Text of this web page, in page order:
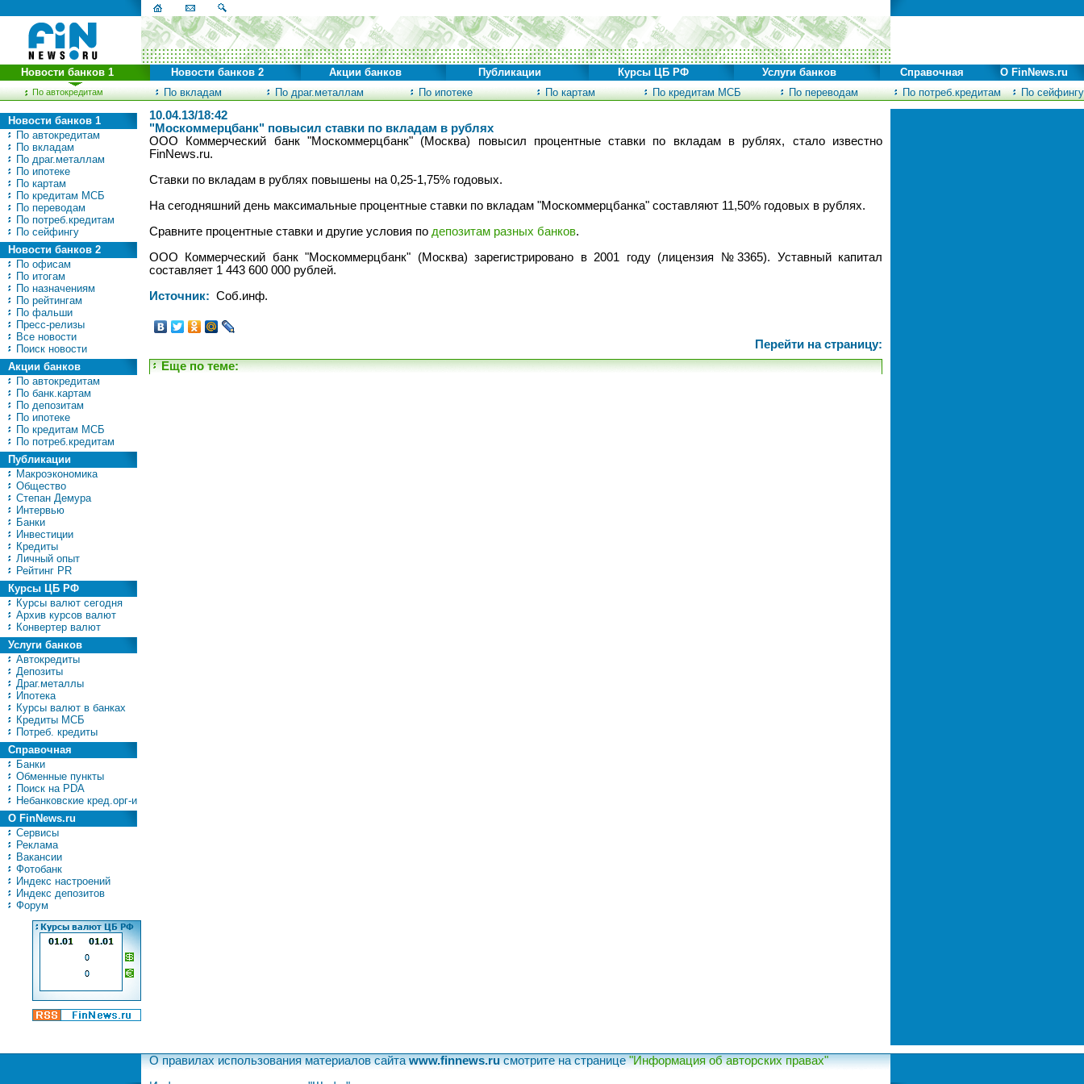
По автокредитам По вкладам По драг.металлам По ипотеке По картам По кредитам МСБ По переводам По потреб.кредитам По сейфингу
Новости банков 1 Новости банков 2 Акции банков Публикации Курсы ЦБ РФ Услуги банков Справочная О FinNews.ru
Новости банков 1
По автокредитам
По вкладам
По драг.металлам
По ипотеке
По картам
По кредитам МСБ
По переводам
По потреб.кредитам
По сейфингу
Новости банков 2
По офисам
По итогам
По назначениям
По рейтингам
По фальши
Пресс-релизы
Все новости
Поиск новости
Акции банков
По автокредитам
По банк.картам
По депозитам
По ипотеке
По кредитам МСБ
По потреб.кредитам
Публикации
Макроэкономика
Общество
Степан Демура
Интервью
Банки
Инвестиции
Кредиты
Личный опыт
Рейтинг PR
Курсы ЦБ РФ
Курсы валют сегодня
Архив курсов валют
Конвертер валют
Услуги банков
Автокредиты
Депозиты
Драг.металлы
Ипотека
Курсы валют в банках
Кредиты МСБ
Потреб. кредиты
Справочная
Банки
Обменные пункты
Поиск на PDA
Небанковские кред.орг-и
О FinNews.ru
Сервисы
Реклама
Вакансии
Фотобанк
Индекс настроений
Индекс депозитов
Форум
10.04.13/18:42
"Москоммерцбанк" повысил ставки по вкладам в рублях
ООО Коммерческий банк "Москоммерцбанк" (Москва) повысил процентные ставки по вкладам в рублях, стало известно
FinNews.ru.
Ставки по вкладам в рублях повышены на 0,25-1,75% годовых.
На сегодняшний день максимальные процентные ставки по вкладам "Москоммерцбанка" составляют 11,50% годовых в рублях.
Сравните процентные ставки и другие условия по депозитам разных банков.
ООО Коммерческий банк "Москоммерцбанк" (Москва) зарегистрировано в 2001 году (лицензия №3365). Уставный капитал
составляет 1 443 600 000 рублей.
Источник: Соб.инф.
Перейти на страницу:
Еще по теме:
О правилах использования материалов сайтаwww.finnews.ruсмотрите на странице"Информация об авторских правах"